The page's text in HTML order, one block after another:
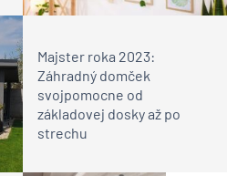
Majster roka 2023:
Záhradný domček
svojpomocne od
základovej dosky až po
strechu